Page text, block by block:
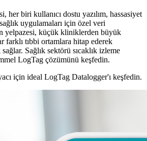
her biri kullanıcı dostu yazılım, hassasiyet
uygulamaları için özel veri
yelpazesi, küçük kliniklerden büyük
farklı tıbbi ortamlara hitap ederek
Sağlık sektörü sıcaklık izleme
LogTag çözümünü keşfedin.
için ideal LogTag Datalogger'ı keşfedin.